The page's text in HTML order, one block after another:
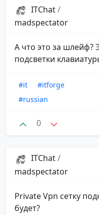
ITChat/
madspectator
А что это за шлейф?
подсветки
#it
#itforge
#russian
0
ITChat/
madspectator
Private Vpn сетку
будет?